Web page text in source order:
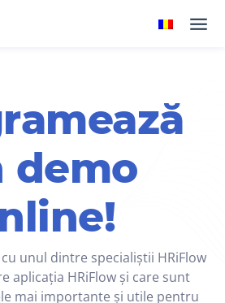
demo
unul dintre specialiștii HRiFlow
aplicația HRiFlow și care sunt
mai importante și utile pentru